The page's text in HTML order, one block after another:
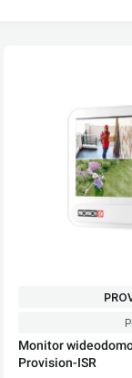
Monitor
Provision-ISR